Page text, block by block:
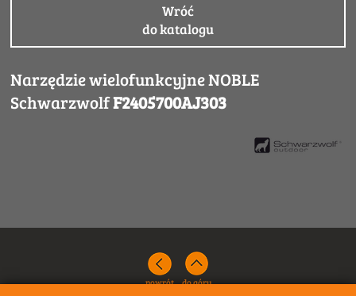
Wróć
do katalogu
Narzędzie wielofunkcyjne NOBLE
SchwarzwolfF2405700AJ303
powrót do góry